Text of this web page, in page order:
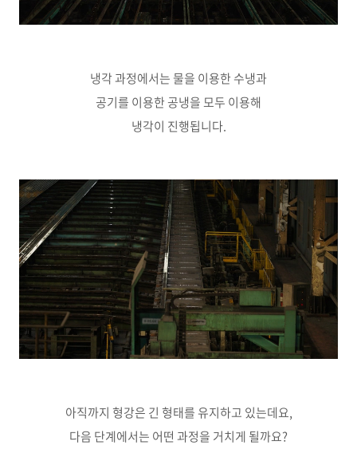
냉각 과정에서는 물을 이용한 수냉과
공기를 이용한 공냉을 모두 이용해
냉각이 진행됩니다.
아직까지 형강은 긴 형태를 유지하고 있는데요,
다음 단계에서는 어떤 과정을 거치게 될까요?